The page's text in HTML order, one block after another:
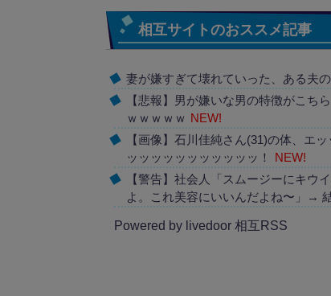
相互サイトのおススメ記事
妻が嫌すぎて壊れていった、ある夫
【悲報】男が嫌いな男の特徴がこち
ｗｗｗｗｗ
NEW!
【画像】石川佳純さん(31)の体、エ
ッッッッッッッッッッッ！
NEW!
【警告】社会人「スムージーにキウ
よ。これ美容にいいんだよね〜」→
Powered by livedoor 相互RSS